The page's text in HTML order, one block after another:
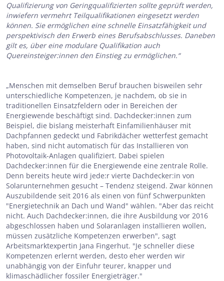
Qualifizierung von Geringqualifizierten sollte geprüft werden,
inwiefern vermehrt Teilqualifikationen eingesetzt werden
können. Sie ermöglichen eine schnelle Einsatzfähigkeit und
perspektivisch den Erwerb eines Berufsabschlusses. Daneben
gilt es, über eine modulare Qualifikation auch
Quereinsteiger:innen den Einstieg zu ermöglichen.“
„Menschen mit demselben Beruf brauchen bisweilen sehr
unterschiedliche Kompetenzen, je nachdem, ob sie in
traditionellen Einsatzfeldern oder in Bereichen der
Energiewende beschäftigt sind. Dachdecker:innen zum
Beispiel, die bislang meisterhaft Einfamilienhäuser mit
Dachpfannen gedeckt und Fabrikdächer wetterfest gemacht
haben, sind nicht automatisch für das Installieren von
Photovoltaik-Anlagen qualifiziert. Dabei spielen
Dachdecker:innen für die Energiewende eine zentrale Rolle.
Denn bereits heute wird jede:r vierte Dachdecker:in von
Solarunternehmen gesucht – Tendenz steigend. Zwar können
Auszubildende seit 2016 als einen von fünf Schwerpunkten
"Energietechnik an Dach und Wand" wählen. "Aber das reicht
nicht. Auch Dachdecker:innen, die ihre Ausbildung vor 2016
abgeschlossen haben und Solaranlagen installieren wollen,
müssen zusätzliche Kompetenzen erwerben", sagt
Arbeitsmarktexpertin Jana Fingerhut. "Je schneller diese
Kompetenzen erlernt werden, desto eher werden wir
unabhängig von der Einfuhr teurer, knapper und
klimaschädlicher fossiler Energieträger."